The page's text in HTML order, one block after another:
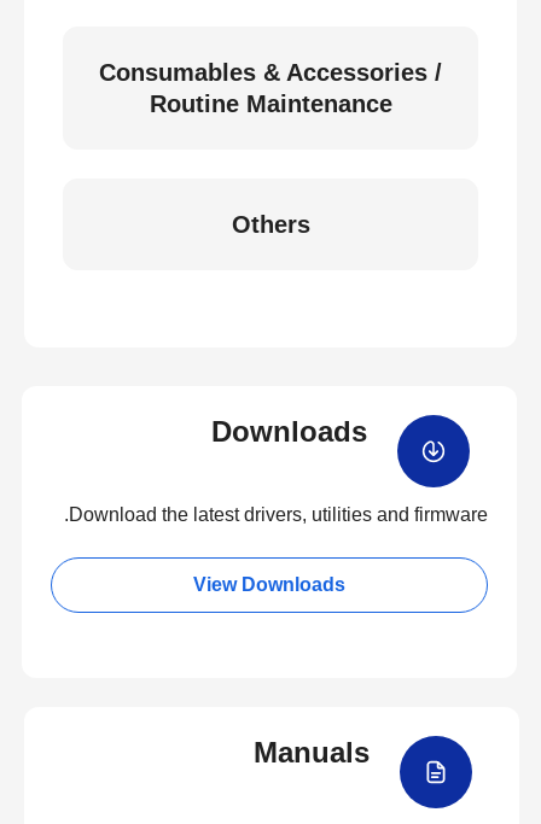
Consumables & Accessories /
Routine Maintenance
Others
Downloads
Download the latest drivers, utilities and firmware.
View Downloads
Manuals